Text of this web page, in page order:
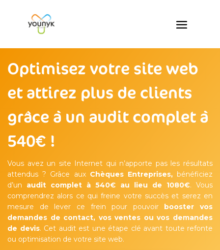
Optimisez votre site web
et attirez plus de clients
grâce à un audit complet à
540€ !
Vous avez un site Internet qui n’apporte pas les résultats
attendus ? Grâce aux Chèques Entreprises,bénéficiez
d’un audit complet à 540€ au lieu de 1080€. Vous
comprendrez alors ce qui freine votre succès et serez en
mesure de lever ce frein pour pouvoir booster vos
demandes de contact, vos ventes ou vos demandes
de devis. Cet audit est une étape clé avant toute refonte
ou optimisation de votre site web.